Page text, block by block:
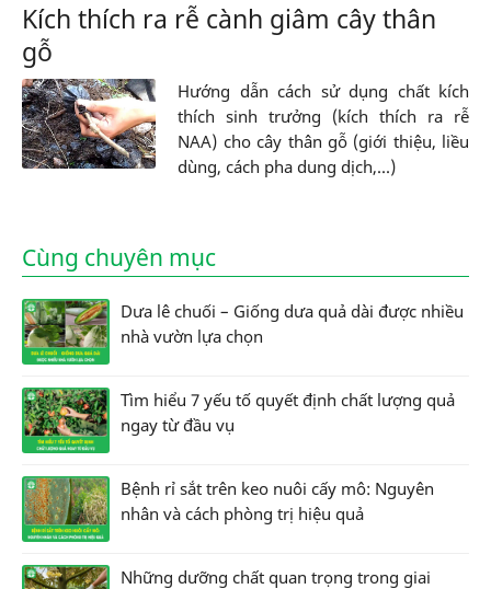
Kích thích ra rễ cành giâm cây thân
gỗ
Hướng dẫn cách sử dụng chất kích
thích sinh trưởng (kích thích ra rễ
NAA) cho cây thân gỗ (giới thiệu, liều
dùng, cách pha dung dịch,...)
Cùng chuyên mục
Dưa lê chuối – Giống dưa quả dài được nhiều
nhà vườn lựa chọn
Tìm hiểu 7 yếu tố quyết định chất lượng quả
ngay từ đầu vụ
Bệnh rỉ sắt trên keo nuôi cấy mô: Nguyên
nhân và cách phòng trị hiệu quả
Những dưỡng chất quan trọng trong giai